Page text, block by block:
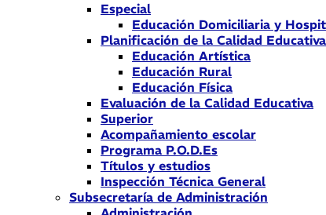
Especial
Educación Domiciliaria y
Planificación de la Calidad Educativa
Educación Artística
Educación Rural
Educación Física
Evaluación de la Calidad Educativa
Superior
Acompañamiento escolar
Programa P.O.D.Es
Títulos y estudios
Inspección Técnica General
Subsecretaría de Administración